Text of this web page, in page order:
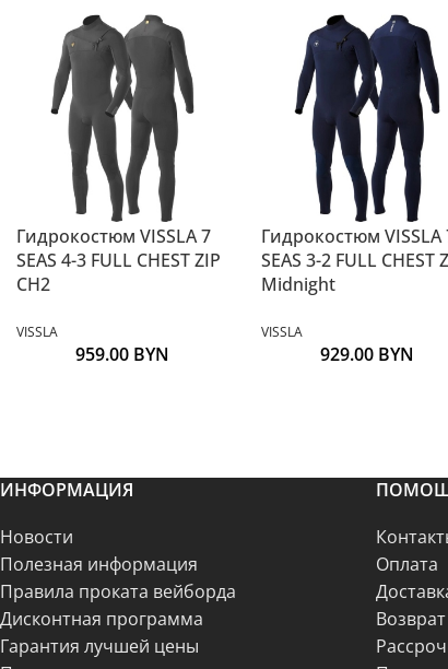
Гидрокостюм VISSLA 7
SEAS 4-3 FULL CHEST ZIP
CH2
VISSLA
959.00 BYN
Гидрокостюм VISSLA
SEAS 3-2 FULL CHEST
Midnight
VISSLA
929.00 BYN
ИНФОРМАЦИЯ
Новости
Полезная информация
Правила проката вейборда
Дисконтная программа
Гарантия лучшей цены
Оплата
Возврат